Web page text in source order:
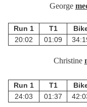
George
Run 1 T1
20:02
01:09
Christine
Run 1 T1
24:03
01:37